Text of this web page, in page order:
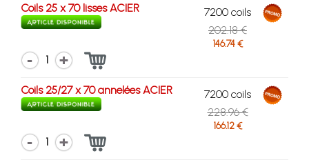
Coils 25 x 70 lisses ACIER
7200 coils
202.18 €
146.74 €
1
Coils 25/27 x 70 annelées ACIER
7200 coils
228.96 €
166.12 €
1